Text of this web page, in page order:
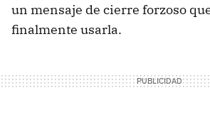
un mensaje de cierre forzoso
finalmente usarla.